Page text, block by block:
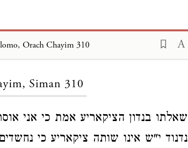
Orach Chayim 310
Siman 310
שאלתו בנדון הציקאריע אמת כי אני
נדנוד י"ש אינו שותה ציקאריע כי